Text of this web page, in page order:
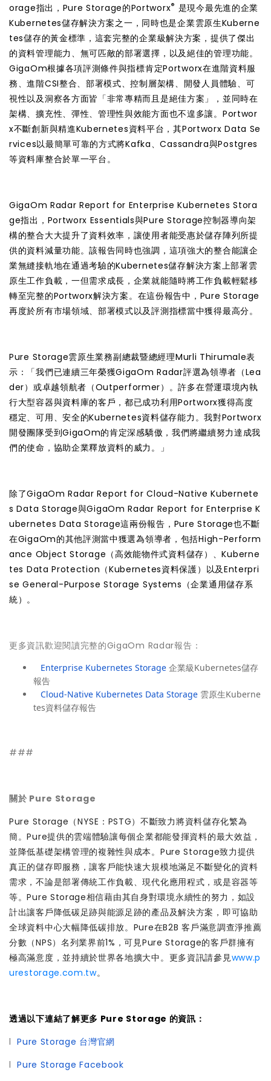
orage指出，Pure Storage的Portworx® 是現今最先進的企業
Kubernetes儲存解決方案之一，同時也是企業雲原生Kuberne
tes儲存的黃金標準，這套完整的企業級解決方案，提供了傑出
的資料管理能力、無可匹敵的部署選擇，以及絕佳的管理功能。
GigaOm根據各項評測條件與指標肯定Portworx在進階資料服
務、進階CSI整合、部署模式、控制層架構、開發人員體驗、可
視性以及洞察各方面皆「非常專精而且是絕佳方案」，並同時在
架構、擴充性、彈性、管理性與效能方面也不遑多讓。Portwor
x不斷創新與精進Kubernetes資料平台，其Portworx Data Se
rvices以最簡單可靠的方式將Kafka、Cassandra與Postgres
等資料庫整合於單一平台。
GigaOm Radar Report for Enterprise Kubernetes Stora
ge指出，Portworx Essentials與Pure Storage控制器導向架
構的整合大大提升了資料效率，讓使用者能受惠於儲存陣列所提
供的資料減量功能。該報告同時也強調，這項強大的整合能讓企
業無縫接軌地在通過考驗的Kubernetes儲存解決方案上部署雲
原生工作負載，一但需求成長，企業就能隨時將工作負載輕鬆移
轉至完整的Portworx解決方案。在這份報告中，Pure Storage
再度於所有市場領域、部署模式以及評測指標當中獲得最高分。
Pure Storage雲原生業務副總裁暨總經理Murli Thirumale表
示：「我們已連續三年榮獲GigaOm Radar評選為領導者（Lea
der）或卓越領航者（Outperformer）。許多在營運環境內執
行大型容器與資料庫的客戶，都已成功利用Portworx獲得高度
穩定、可用、安全的Kubernetes資料儲存能力。我對Portworx
開發團隊受到GigaOm的肯定深感驕傲，我們將繼續努力達成我
們的使命，協助企業釋放資料的威力。」
除了GigaOm Radar Report for Cloud-Native Kubernete
s Data Storage與GigaOm Radar Report for Enterprise K
ubernetes Data Storage這兩份報告，Pure Storage也不斷
在GigaOm的其他評測當中獲選為領導者，包括High-Perform
ance Object Storage（高效能物件式資料儲存）、Kuberne
tes Data Protection（Kubernetes資料保護）以及Enterpri
se General-Purpose Storage Systems（企業通用儲存系
統）。
更多資訊歡迎閱讀完整的GigaOm Radar報告：
Enterprise Kubernetes Storage 企業級Kubernetes儲存
報告
Cloud-Native Kubernetes Data Storage 雲原生Kuberne
tes資料儲存報告
###
關於 Pure Storage
Pure Storage（NYSE：PSTG）不斷致力將資料儲存化繁為
簡。Pure提供的雲端體驗讓每個企業都能發揮資料的最大效益，
並降低基礎架構管理的複雜性與成本。Pure Storage致力提供
真正的儲存即服務，讓客戶能快速大規模地滿足不斷變化的資料
需求，不論是部署傳統工作負載、現代化應用程式，或是容器等
等。Pure Storage相信藉由其自身對環境永續性的努力，如設
計出讓客戶降低碳足跡與能源足跡的產品及解決方案，即可協助
全球資料中心大幅降低碳排放。Pure在B2B 客戶滿意調查淨推薦
分數（NPS）名列業界前1%，可見Pure Storage的客戶群擁有
極高滿意度，並持續於世界各地擴大中。更多資訊請參見www.p
urestorage.com.tw。
透過以下連結了解更多 Pure Storage 的資訊：
lPure Storage 台灣官網
lPure Storage Facebook